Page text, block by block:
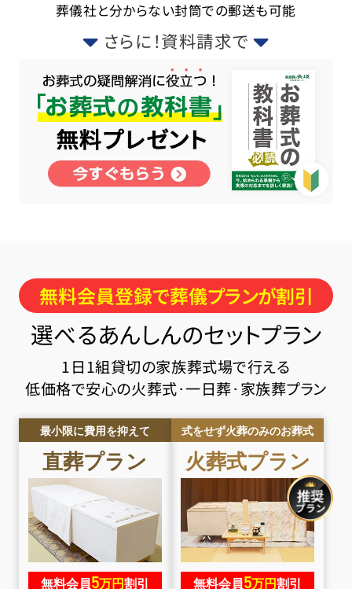
葬儀社と分からない封筒での郵送も可能
さらに！資料請求で
無料会員登録で葬儀プランが割引
選べるあんしんのセットプラン
1日1組貸切の家族葬式場で行える
低価格で安心の火葬式･一日葬･家族葬プラン
最小限に費用を抑えて
直葬プラン
無料会員5万円割引
式をせず火葬のみのお葬式
火葬式プラン
無料会員5万円割引